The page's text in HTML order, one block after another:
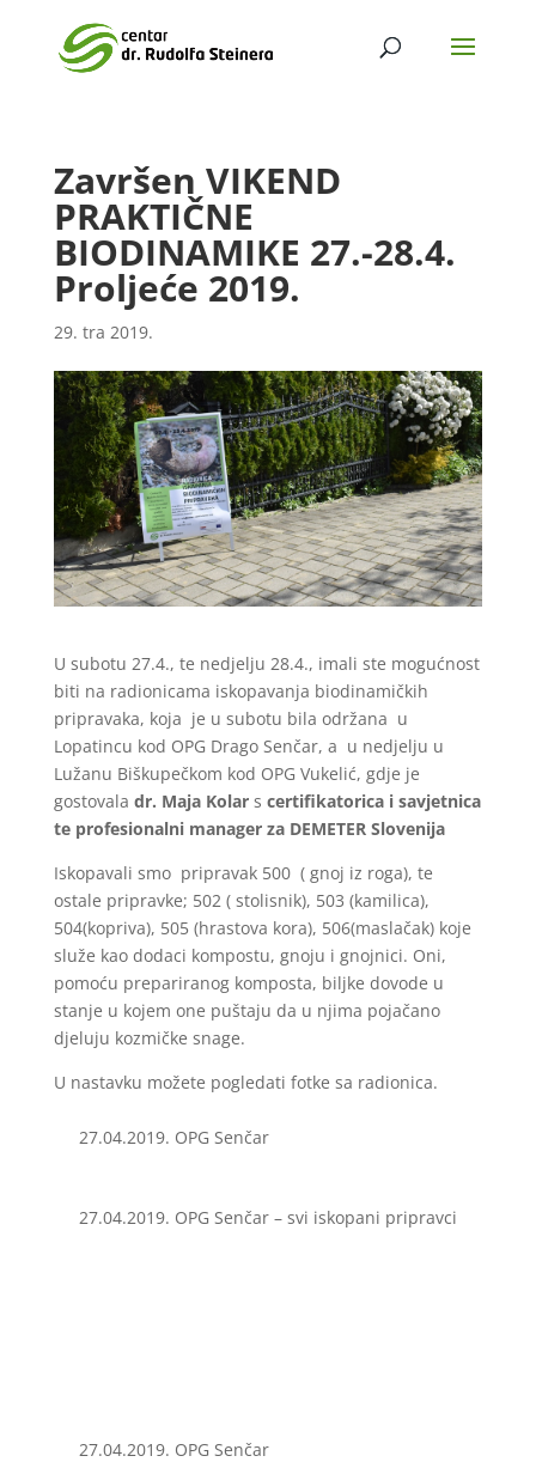
Završen VIKEND
PRAKTIČNE
BIODINAMIKE 27.-28.4.
Proljeće 2019.
29. tra 2019.
U subotu 27.4., te nedjelju 28.4., imali ste mogućnost
biti na radionicama iskopavanja biodinamičkih
pripravaka, koja je u subotu bila održana u
Lopatincu kod OPG Drago Senčar, a u nedjelju u
Lužanu Biškupečkom kod OPG Vukelić, gdje je
gostovala dr. Maja Kolars certifikatorica i savjetnica
te profesionalni manager za DEMETER Slovenija
Iskopavali smo pripravak 500 ( gnoj iz roga), te
ostale pripravke; 502 ( stolisnik), 503 (kamilica),
504(kopriva), 505 (hrastova kora), 506(maslačak) koje
služe kao dodaci kompostu, gnoju i gnojnici. Oni,
pomoću prepariranog komposta, biljke dovode u
stanje u kojem one puštaju da u njima pojačano
djeluju kozmičke snage.
U nastavku možete pogledati fotke sa radionica.
27.04.2019. OPG Senčar
27.04.2019. OPG Senčar – svi iskopani pripravci
27.04.2019. OPG Senčar